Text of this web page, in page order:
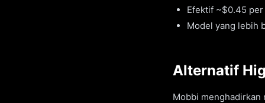
Efektif ~$0.45
Model yang lebih
Alternatif
Mobbi menghadirkan